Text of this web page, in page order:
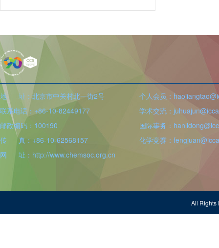
地 址：北京市中关村北一街2号
联系电话：+86-10-82449177
邮政编码：100190
传 真：+86-10-62568157
网 址：http://www.chemsoc.org.cn
个人会员：
学术交流：
国际事务：
化学竞赛：
All Rights